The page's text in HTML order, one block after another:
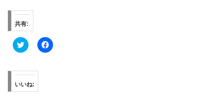
共有:
ク
リ
し
て
T
w
i
F
a
いいね: